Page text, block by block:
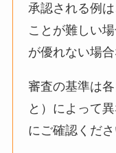
承認される例
ことが難しい
が優れない場合
審査の基準は
と）によって
にご確認くださ